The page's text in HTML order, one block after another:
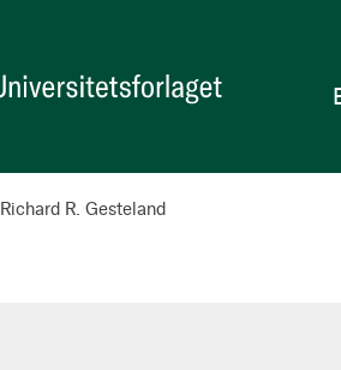
Richard R. Gesteland